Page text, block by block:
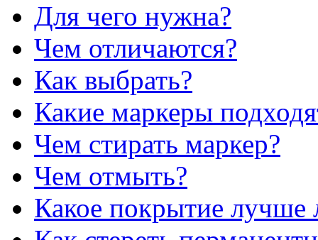
Для чего нужна?
Чем отличаются?
Как выбрать?
Какие маркеры
Чем стирать маркер?
Чем отмыть?
Какое покрытие лучше